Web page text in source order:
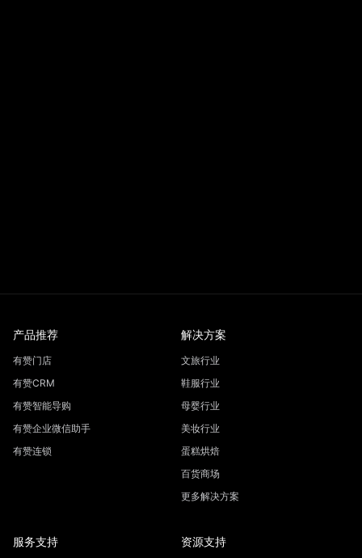
产品推荐
有赞门店
有赞CRM
有赞智能导购
有赞企业微信助手
有赞连锁
解决方案
文旅行业
鞋服行业
母婴行业
美妆行业
蛋糕烘焙
百货商场
更多解决方案
服务支持 资源支持